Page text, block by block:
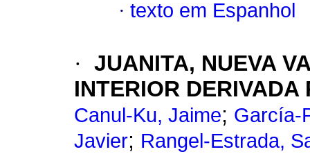
· texto em Espanhol
· JUANITA, NUEVA
INTERIOR DERIVADA
Canul-Ku, Jaime; García-
Javier; Rangel-Estrada,